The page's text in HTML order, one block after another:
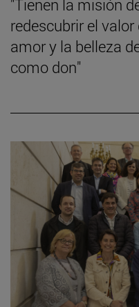
"Tienen la misión
redescubrir el
amor y la belleza
como don"